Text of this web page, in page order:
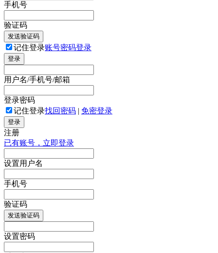
手机号
验证码
发送验证码
记住登录账号密码登录
登录
用户名/手机号/邮箱
登录密码
记住登录找回密码 | 免密登录
登录
注册
已有账号，立即登录
设置用户名
手机号
验证码
发送验证码
设置密码